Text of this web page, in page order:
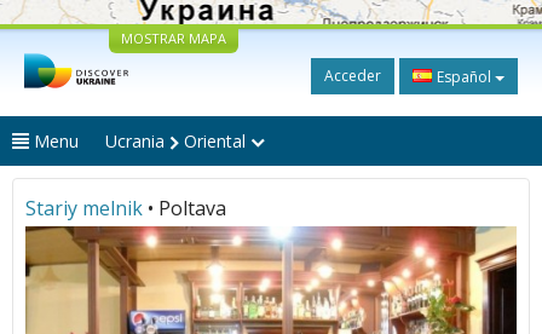
MOSTRAR MAPA
Acceder Español
Menu Ucrania Oriental
Stariy melnik • Poltava